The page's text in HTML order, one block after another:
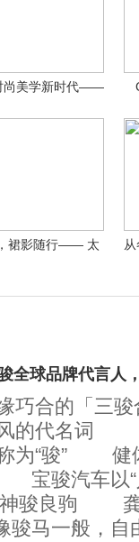
尚美学新时代——
裙影随行—— 太
全球品牌代言人
合的「三
的代名词
为“骏” 健
宝骏汽车以“
骏良驹 龚
马一般，自